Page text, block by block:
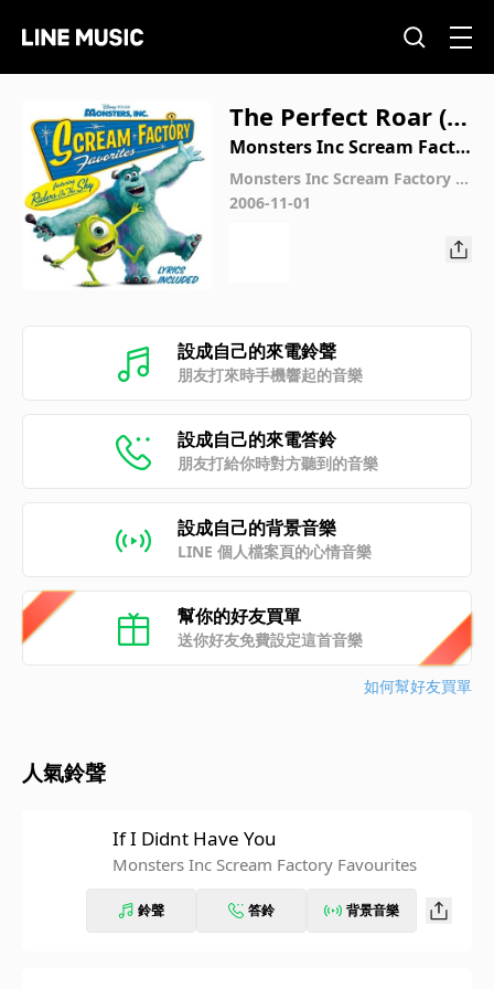
The Perfect Roar (S
ulleys Song)
Monsters Inc Scream Facto
ry Favourites
Monsters Inc Scream Factory F
avourites
2006-11-01
設成自己的來電鈴聲
朋友打來時手機響起的音樂
設成自己的來電答鈴
朋友打給你時對方聽到的音樂
設成自己的背景音樂
LINE 個人檔案頁的心情音樂
幫你的好友買單
送你好友免費設定這首音樂
如何幫好友買單
人氣鈴聲
If I Didnt Have You
Monsters Inc Scream Factory Favourites
鈴聲 答鈴 背景音樂